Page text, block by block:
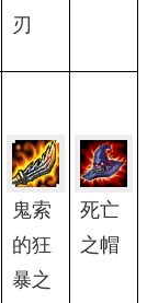
刃
鬼索
的狂
暴之
死亡
之帽